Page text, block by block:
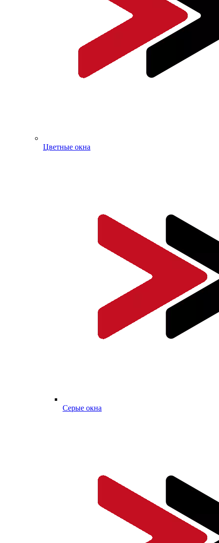
Цветные окна
Серые окна